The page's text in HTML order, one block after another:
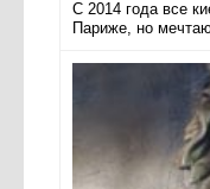
С 2014 года все
Париже, но